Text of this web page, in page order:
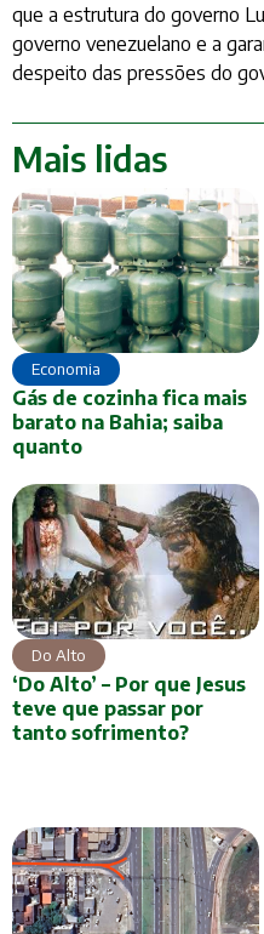
que a estrutura do governo
governo venezuelano e a
despeito das pressões do
Mais lidas
Economia
Gás de cozinha fica mais
barato na Bahia; saiba
quanto
Do Alto
‘Do Alto’ – Por que Jesus
teve que passar por
tanto sofrimento?